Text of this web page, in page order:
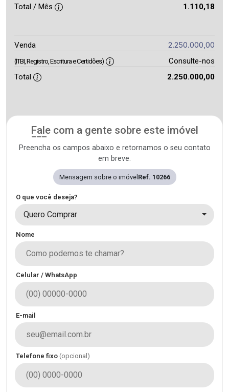
Total / Mês 1.110,18
Venda 2.250.000,00
(ITBI, Registro, Escritura e Certidões)
Consulte-nos
Total
2.250.000,00
Fale com a gente sobre este imóvel
Preencha os campos abaixo e retornamos o seu contato
em breve.
Mensagem sobre o imóvel Ref. 10266
O que você deseja?
Quero Comprar
Nome
Celular / WhatsApp
E-mail
Telefone fixo (opcional)